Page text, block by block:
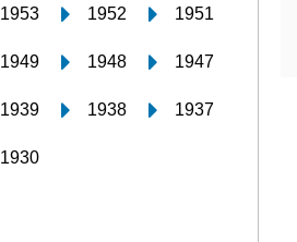
1953 1952 1951
1949 1948 1947
1939 1938 1937
1930